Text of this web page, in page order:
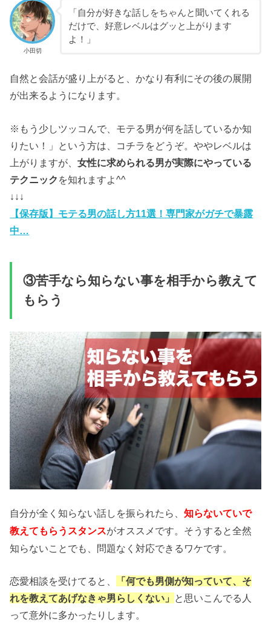
小田切
「自分が好きな話しをちゃんと聞いてくれる
だけで、好意レベルはグッと上がります
よ！」
自然と会話が盛り上がると、かなり有利にその後の展開
が出来るようになります。
※もう少しツッコんで、モテる男が何を話しているか知
りたい！」という方は、コチラをどうぞ。ややレベルは
上がりますが、女性に求められる男が実際にやっている
テクニック を知れますよ^^
↓↓↓
【保存版】モテる男の話し方11選！専門家がガチで暴露
中…
③苦手なら知らない事を相手から教えて
もらう
自分が全く知らない話しを振られたら、知らないていで
教えてもらうスタンスがオススメです。そうすると全然
知らないことでも、問題なく対応できるワケです。
恋愛相談を受けてると、
「何でも男側が知っていて、そ
れを教えてあげなきゃ男らしくない」 と思いこんでる人
って意外に多かったりします。